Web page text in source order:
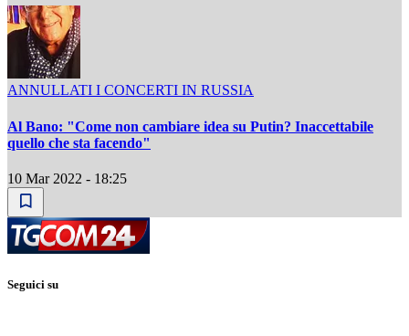
ANNULLATI I CONCERTI IN RUSSIA
Al Bano: "Come non cambiare idea su Putin? Inaccettabile
quello che sta facendo"
10 Mar 2022 - 18:25
Seguici su